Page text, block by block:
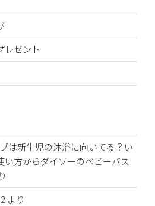
レゼント
は新生児の沐浴に向いてる？い
方からダイソーのベビーバス
より